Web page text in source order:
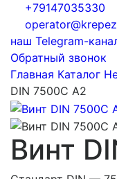
+79147035330
наш Telegram-
Обратный звонок
Главная Каталог
DIN 7500C A2
Винт